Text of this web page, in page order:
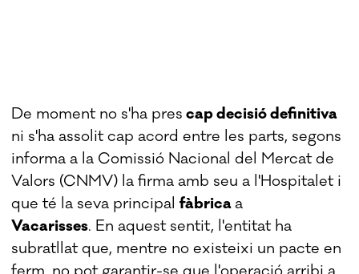
De moment no s'ha pres cap decisió definitiva
ni s'ha assolit cap acord entre les parts, segons
informa a la Comissió Nacional del Mercat de
Valors (CNMV) la firma amb seu a l'Hospitalet i
que té la seva principalfàbricaa
Vacarisses. En aquest sentit, l'entitat ha
subratllat que, mentre no existeixi un pacte en